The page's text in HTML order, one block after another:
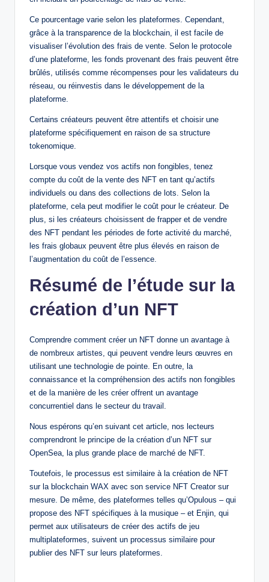
Ce pourcentage varie selon les plateformes. Cependant,
grâce à la transparence de la blockchain, il est facile de
visualiser l’évolution des frais de vente. Selon le protocole
d’une plateforme, les fonds provenant des frais peuvent être
brûlés, utilisés comme récompenses pour les validateurs du
réseau, ou réinvestis dans le développement de la
plateforme.
Certains créateurs peuvent être attentifs et choisir une
plateforme spécifiquement en raison de sa structure
tokenomique.
Lorsque vous vendez vos actifs non fongibles, tenez
compte du coût de la vente des NFT en tant qu’actifs
individuels ou dans des collections de lots. Selon la
plateforme, cela peut modifier le coût pour le créateur. De
plus, si les créateurs choisissent de frapper et de vendre
des NFT pendant les périodes de forte activité du marché,
les frais globaux peuvent être plus élevés en raison de
l’augmentation du coût de l’essence.
Résumé de l’étude sur la
création d’un NFT
Comprendre comment créer un NFT donne un avantage à
de nombreux artistes, qui peuvent vendre leurs œuvres en
utilisant une technologie de pointe. En outre, la
connaissance et la compréhension des actifs non fongibles
et de la manière de les créer offrent un avantage
concurrentiel dans le secteur du travail.
Nous espérons qu’en suivant cet article, nos lecteurs
comprendront le principe de la création d’un NFT sur
OpenSea, la plus grande place de marché de NFT.
Toutefois, le processus est similaire à la création de NFT
sur la blockchain WAX avec son service NFT Creator sur
mesure. De même, des plateformes telles qu’Opulous – qui
propose des NFT spécifiques à la musique – et Enjin, qui
permet aux utilisateurs de créer des actifs de jeu
multiplateformes, suivent un processus similaire pour
publier des NFT sur leurs plateformes.